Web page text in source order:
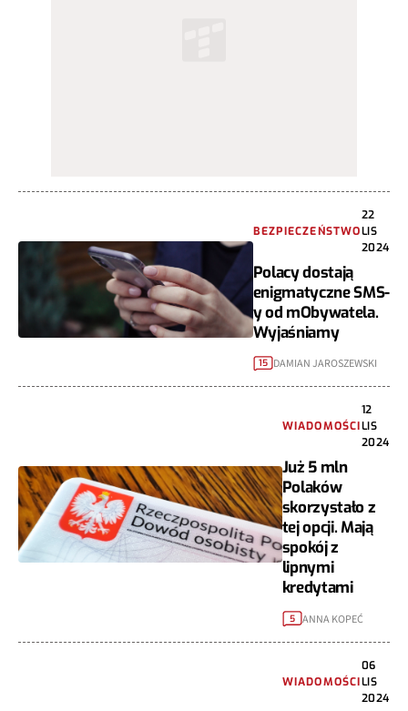
BEZPIECZEŃSTWO
22
LIS
2024
Polacy dostają
enigmatyczne SMS-
y od mObywatela.
Wyjaśniamy
15 DAMIAN JAROSZEWSKI
WIADOMOŚCI
12
LIS
2024
Już 5 mln
Polaków
skorzystało z
tej opcji. Mają
spokój z
lipnymi
kredytami
5 ANNA KOPEĆ
WIADOMOŚCI
06
LIS
2024